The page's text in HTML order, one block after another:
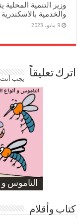
وزير التنمية
والخدمية بالاسكندرية
9 مايو، 2023
اترك تعليقاً يجب
الناموس
الموظفين
ارتفاع
صورة
صورة
كتاب وأقلام